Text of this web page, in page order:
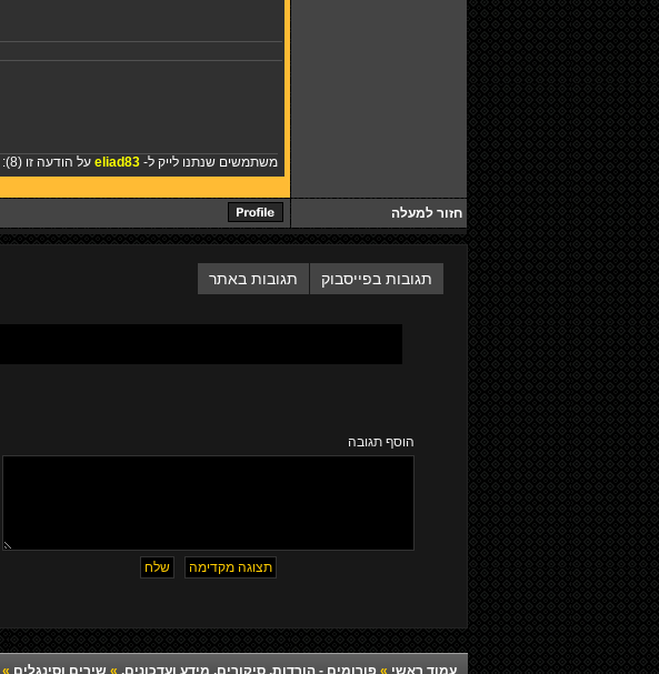
משתמשים שנתנו לייק ל- eliad83 על הודעה זו (8):
חזור למעלה
תגובות בפייסבוק תגובות באתר
הוסף תגובה
עמוד ראשי » פורומים - הורדות, סיקורים, מידע ועדכונים. » שירים וסינגלים »